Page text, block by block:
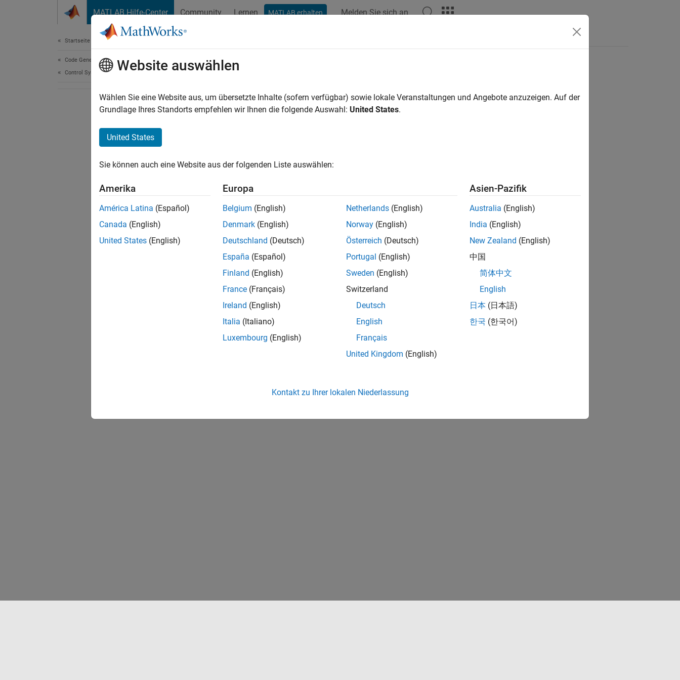
MATLAB Hilfe-Center Community Lernen MATLAB erhalten Melden Sie sich an
Startseite der Dokumentation
Code Generation
Control Systems
How useful was this information?
Website auswählen
Wählen Sie eine Website aus, um übersetzte Inhalte (sofern verfügbar) sowie lokale Veranstaltungen und Angebote anzuzeigen. Auf der
Grundlage Ihres Standorts empfehlen wir Ihnen die folgende Auswahl: United States.
United States
Sie können auch eine Website aus der folgenden Liste auswählen:
Amerika
América Latina (Español)
Canada (English)
United States (English)
Europa
Belgium (English)
Denmark (English)
Deutschland (Deutsch)
España (Español)
Finland (English)
France (Français)
Ireland (English)
Italia (Italiano)
Luxembourg (English)
Netherlands (English)
Norway (English)
Österreich (Deutsch)
Portugal (English)
Sweden (English)
Switzerland
Deutsch
English
Français
United Kingdom (English)
Asien-Pazifik
Australia (English)
India (English)
New Zealand (English)
中国
简体中文
English
日本 (日本語)
한국 (한국어)
Kontakt zu Ihrer lokalen Niederlassung